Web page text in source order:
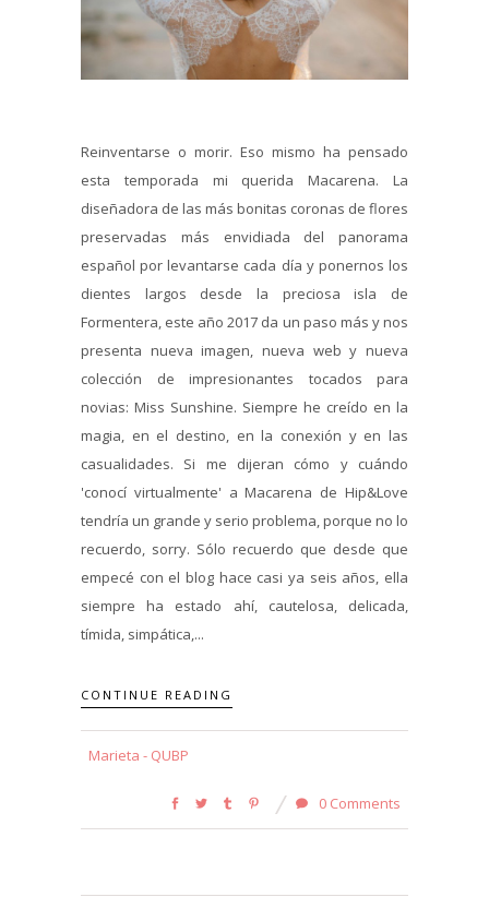
Reinventarse o morir. Eso mismo ha pensado
esta temporada mi querida Macarena. La
diseñadora de las más bonitas coronas de flores
preservadas más envidiada del panorama
español por levantarse cada día y ponernos los
dientes largos desde la preciosa isla de
Formentera, este año 2017 da un paso más y nos
presenta nueva imagen, nueva web y nueva
colección de impresionantes tocados para
novias: Miss Sunshine. Siempre he creído en la
magia, en el destino, en la conexión y en las
casualidades. Si me dijeran cómo y cuándo
'conocí virtualmente' a Macarena de Hip&Love
tendría un grande y serio problema, porque no lo
recuerdo, sorry. Sólo recuerdo que desde que
empecé con el blog hace casi ya seis años, ella
siempre ha estado ahí, cautelosa, delicada,
tímida, simpática,...
CONTINUE READING
Marieta - QUBP
0 Comments